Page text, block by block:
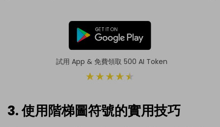
試用 App & 免費領取 500 AI Token
3. 使用階梯圖符號的實用技巧